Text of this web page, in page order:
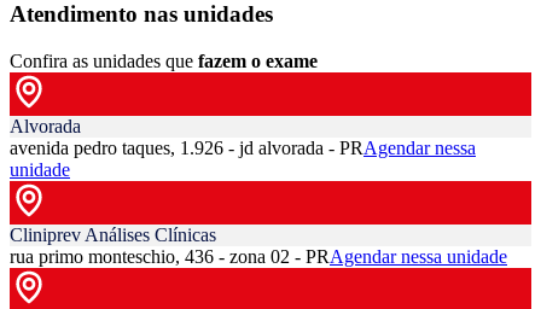
Atendimento nas unidades
Confira as unidades que fazem o exame
Alvorada
avenida pedro taques, 1.926 - jd alvorada - PRAgendar nessa
unidade
Cliniprev Análises Clínicas
rua primo monteschio, 436 - zona 02 - PRAgendar nessa unidade